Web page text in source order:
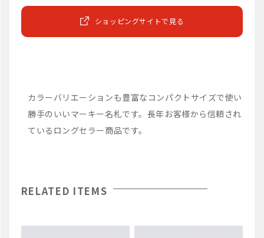
ショッピングサイトで見る
カラーバリエーションも豊富なコンパクトサイズで使い
勝手のいいマーキー名札です。長年お客様から信頼され
ているロングセラー商品です。
RELATED ITEMS